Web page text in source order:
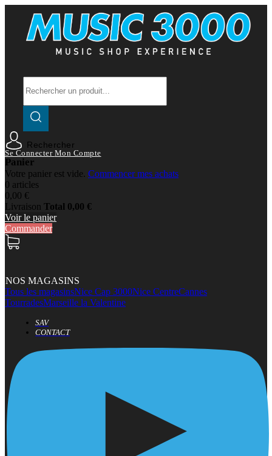
Rechercher
Se Connecter Mon Compte
Panier
Votre panier est vide. Commencer mes achats
0 articles
0,00 €
Livraison Total 0,00 €
Voir le panier
Commander
NOS MAGASINS
Tous les magasinsNice Cap 3000Nice CentreCannes
TourradesMarseille la Valentine
SAV
CONTACT